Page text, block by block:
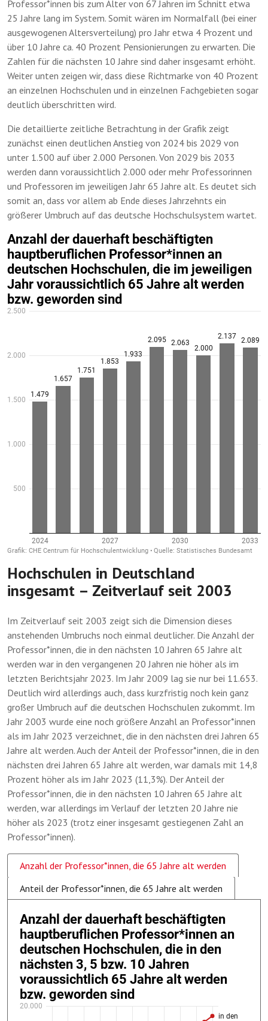
Professor*innen bis zum Alter von 67 Jahren im Schnitt etwa
25 Jahre lang im System. Somit wären im Normalfall (bei einer
ausgewogenen Altersverteilung) pro Jahr etwa 4 Prozent und
über 10 Jahre ca. 40 Prozent Pensionierungen zu erwarten. Die
Zahlen für die nächsten 10 Jahre sind daher insgesamt erhöht.
Weiter unten zeigen wir, dass diese Richtmarke von 40 Prozent
an einzelnen Hochschulen und in einzelnen Fachgebieten sogar
deutlich überschritten wird.
Die detaillierte zeitliche Betrachtung in der Grafik zeigt
zunächst einen deutlichen Anstieg von 2024 bis 2029 von
unter 1.500 auf über 2.000 Personen. Von 2029 bis 2033
werden dann voraussichtlich 2.000 oder mehr Professorinnen
und Professoren im jeweiligen Jahr 65 Jahre alt. Es deutet sich
somit an, dass vor allem ab Ende dieses Jahrzehnts ein
größerer Umbruch auf das deutsche Hochschulsystem wartet.
Hochschulen in Deutschland
insgesamt – Zeitverlauf seit 2003
Im Zeitverlauf seit 2003 zeigt sich die Dimension dieses
anstehenden Umbruchs noch einmal deutlicher. Die Anzahl der
Professor*innen, die in den nächsten 10 Jahren 65 Jahre alt
werden war in den vergangenen 20 Jahren nie höher als im
letzten Berichtsjahr 2023. Im Jahr 2009 lag sie nur bei 11.653.
Deutlich wird allerdings auch, dass kurzfristig noch kein ganz
großer Umbruch auf die deutschen Hochschulen zukommt. Im
Jahr 2003 wurde eine noch größere Anzahl an Professor*innen
als im Jahr 2023 verzeichnet, die in den nächsten drei Jahren 65
Jahre alt werden. Auch der Anteil der Professor*innen, die in den
nächsten drei Jahren 65 Jahre alt werden, war damals mit 14,8
Prozent höher als im Jahr 2023 (11,3%). Der Anteil der
Professor*innen, die in den nächsten 10 Jahren 65 Jahre alt
werden, war allerdings im Verlauf der letzten 20 Jahre nie
höher als 2023 (trotz einer insgesamt gestiegenen Zahl an
Professor*innen).
Anzahl der Professor*innen, die 65 Jahre alt werden
Anteil der Professor*innen, die 65 Jahre alt werden